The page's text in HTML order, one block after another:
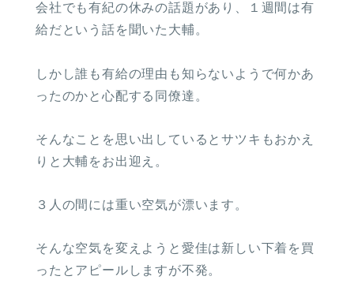
会社でも有紀の休みの話題があり、１週間は有
給だという話を聞いた大輔。
しかし誰も有給の理由も知らないようで何かあ
ったのかと心配する同僚達。
そんなことを思い出しているとサツキもおかえ
りと大輔をお出迎え。
３人の間には重い空気が漂います。
そんな空気を変えようと愛佳は新しい下着を買
ったとアピールしますが不発。